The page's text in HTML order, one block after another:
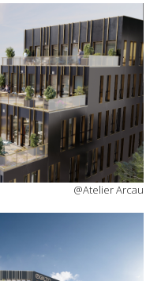
@Atelier Arcau